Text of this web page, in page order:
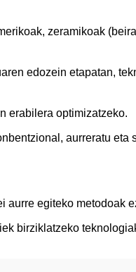
zeramikoak
edozein etapatan,
erabilera optimizatzeko.
aurreratu eta
aurre egiteko metodoak
birziklatzeko